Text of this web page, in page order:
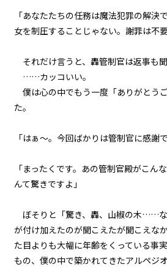
第１話
『Serial
＜１６＞
第１話
＜１７＞
『Serial
＜１８＞
第１話
第１話
『Serial
＜２０＞
「あなたたちの任務は魔法犯罪の解決
女を制圧することじゃない。謝罪は不要
それだけ言うと、轟管制官は返事も
……カッコいい。
僕は心の中でもう一度「ありがとう
た。
「はぁ～。今回ばかりは管制官に感謝
「まったくです。あの管制官殿がこん
んて驚きですよ」
ぼそりと「驚き、轟、山椒の木……
が付け加えたのが聞こえたが聞こえな
た目よりも大幅に年齢をくっている事
もの、僕の中で築かれてきたアルペジ